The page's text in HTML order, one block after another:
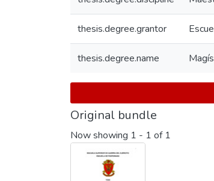
thesis.degree.grantor
thesis.degree.name
Original bundle
Now showing 1 - 1 of 1